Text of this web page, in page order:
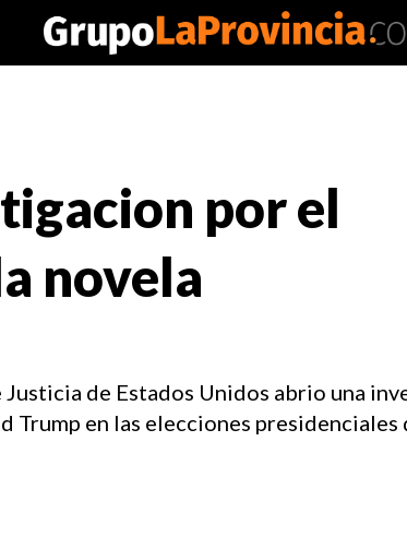
por el
novela
de Estados Unidos abrio una
Trump en las elecciones